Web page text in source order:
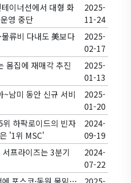
이너선에서 대형 화
영 중단
2025-
11-24
류비 다내도 美보다
2025-
02-17
몸집에 재매각 추진
2025-
01-13
남미 동안 신규 서비
2025-
01-20
하팍로이드의 빈자
'1위 MSC'
2024-
09-19
프라이즈는 3분기
2024-
07-22